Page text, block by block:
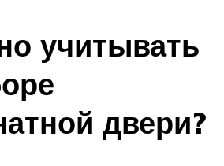
учитывать
двери?